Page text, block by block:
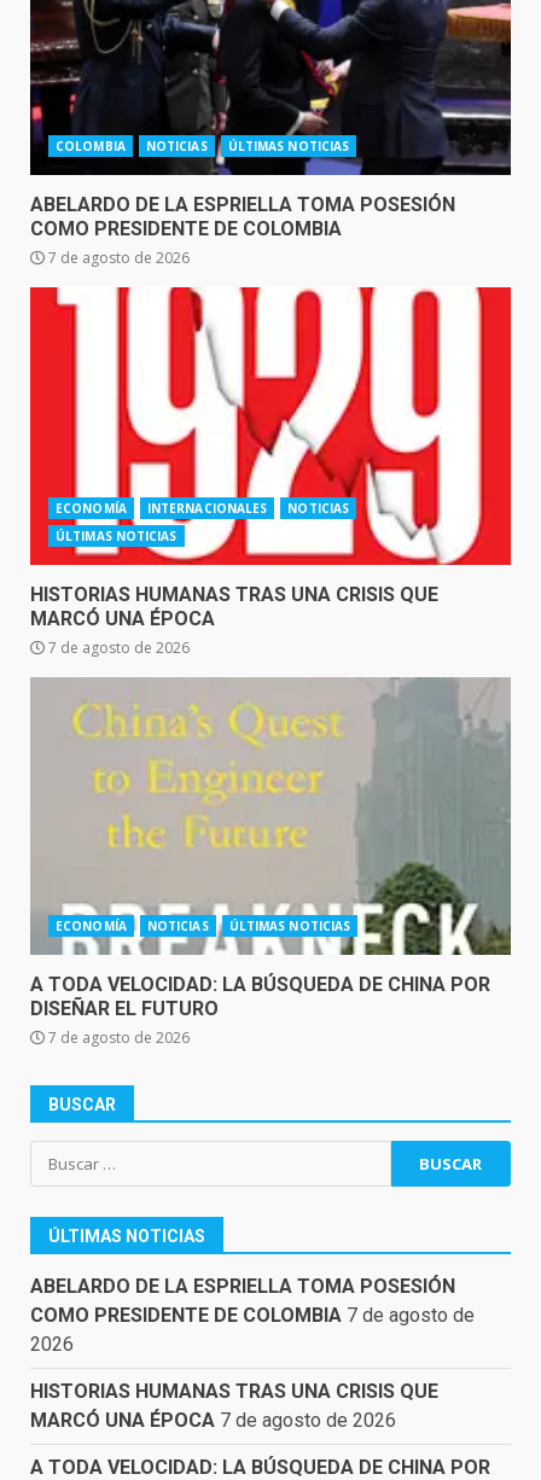
COLOMBIA NOTICIAS ÚLTIMAS NOTICIAS
ABELARDO DE LA ESPRIELLA TOMA POSESIÓN
COMO PRESIDENTE DE COLOMBIA
7 de agosto de 2026
ECONOMÍA INTERNACIONALES
NOTICIAS
ÚLTIMAS NOTICIAS
HISTORIAS HUMANAS TRAS UNA CRISIS QUE
MARCÓ UNA ÉPOCA
7 de agosto de 2026
ECONOMÍA NOTICIAS ÚLTIMAS NOTICIAS
A TODA VELOCIDAD: LA BÚSQUEDA DE CHINA POR
DISEÑAR EL FUTURO
7 de agosto de 2026
BUSCAR
Buscar:
ÚLTIMAS NOTICIAS
ABELARDO DE LA ESPRIELLA TOMA POSESIÓN
COMO PRESIDENTE DE COLOMBIA 7 de agosto de
2026
HISTORIAS HUMANAS TRAS UNA CRISIS QUE
MARCÓ UNA ÉPOCA 7 de agosto de 2026
A TODA VELOCIDAD: LA BÚSQUEDA DE CHINA POR